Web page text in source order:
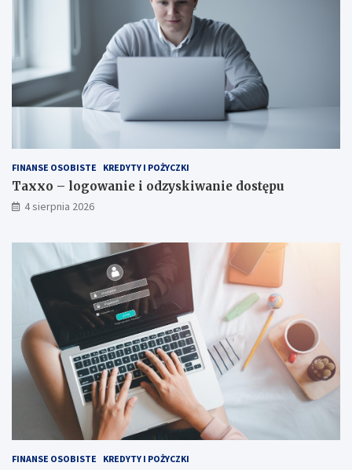
FINANSE OSOBISTE KREDYTY I POŻYCZKI
Taxxo – logowanie i odzyskiwanie dostępu
4 sierpnia 2026
FINANSE OSOBISTE KREDYTY I POŻYCZKI